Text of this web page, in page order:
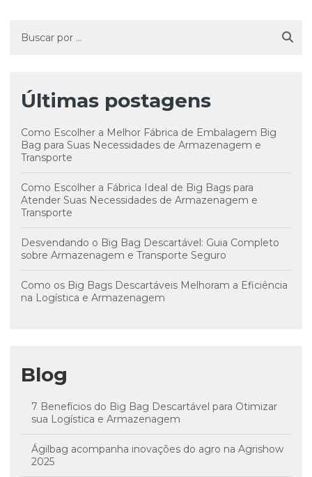
Últimas postagens
Como Escolher a Melhor Fábrica de Embalagem Big
Bag para Suas Necessidades de Armazenagem e
Transporte
Como Escolher a Fábrica Ideal de Big Bags para
Atender Suas Necessidades de Armazenagem e
Transporte
Desvendando o Big Bag Descartável: Guia Completo
sobre Armazenagem e Transporte Seguro
Como os Big Bags Descartáveis Melhoram a Eficiência
na Logística e Armazenagem
Blog
7 Benefícios do Big Bag Descartável para Otimizar
sua Logística e Armazenagem
Ágilbag acompanha inovações do agro na Agrishow
2025